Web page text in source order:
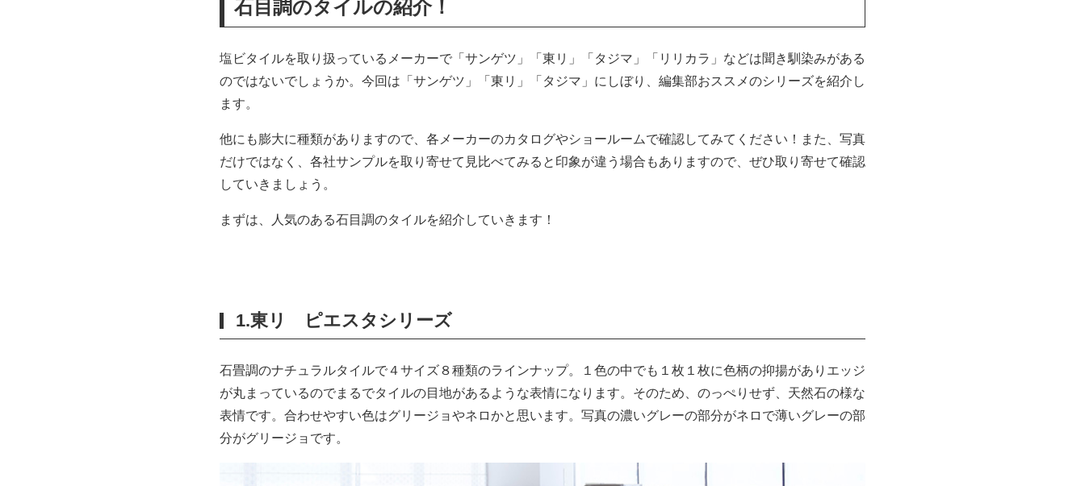
石目調のタイルの紹介！
塩ビタイルを取り扱っているメーカーで「サンゲツ」「東リ」「タジマ」「リリカラ」などは聞き馴染みがある
のではないでしょうか。今回は「サンゲツ」「東リ」「タジマ」にしぼり、編集部おススメのシリーズを紹介し
ます。
他にも膨大に種類がありますので、各メーカーのカタログやショールームで確認してみてください！また、写真
だけではなく、各社サンプルを取り寄せて見比べてみると印象が違う場合もありますので、ぜひ取り寄せて確認
していきましょう。
まずは、人気のある石目調のタイルを紹介していきます！
1.東リ ピエスタシリーズ
石畳調のナチュラルタイルで４サイズ８種類のラインナップ。１色の中でも１枚１枚に色柄の抑揚がありエッジ
が丸まっているのでまるでタイルの目地があるような表情になります。そのため、のっぺりせず、天然石の様な
表情です。合わせやすい色はグリージョやネロかと思います。写真の濃いグレーの部分がネロで薄いグレーの部
分がグリージョです。